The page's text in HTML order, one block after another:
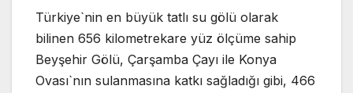
Türkiye`nin en büyük tatlı su gölü olarak
bilinen 656 kilometrekare yüz ölçüme sahip
Beyşehir Gölü, Çarşamba Çayı ile Konya
Ovası`nın sulanmasına katkı sağladığı gibi, 466